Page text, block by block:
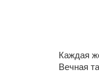
Каждая
Вечная